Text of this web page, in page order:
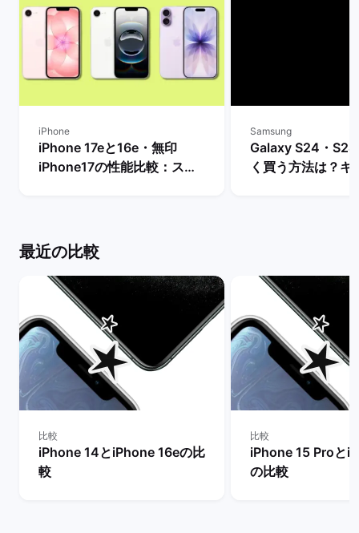
iPhone
iPhone 17eと16e・無印
iPhone17の性能比較：スペ
Samsung
Galaxy S24・
く買う方法は？キ
最近の比較
比較
iPhone 14とiPhone 16eの比
較
比較
iPhone 15 Proと
の比較